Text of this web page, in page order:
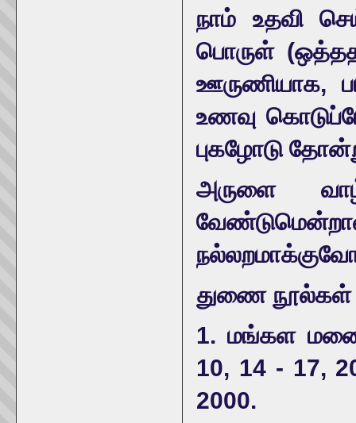
நாம் உதவி
பொருள்
ஊருணியாக,
உணவு
புகழோடு
அருளை
துணை நூல்கள்
1. மங்கள
10, 14 - 17,
2000.